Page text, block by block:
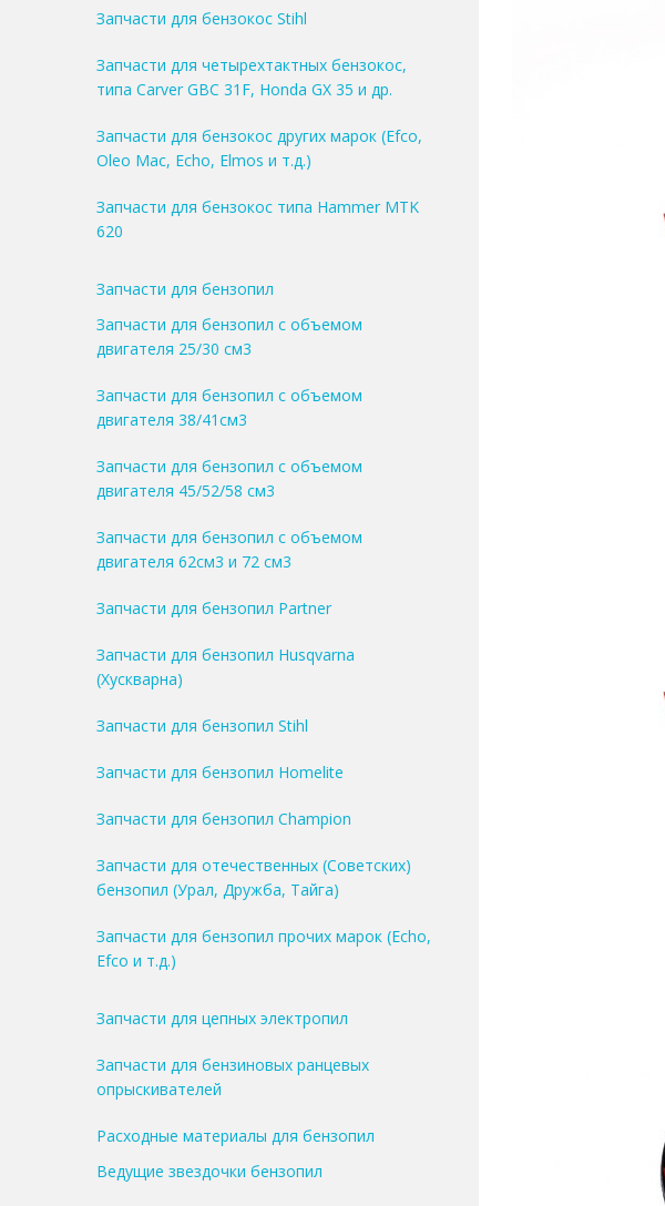
Запчасти для бензокос Stihl
Запчасти для четырехтактных бензокос,
типа Carver GBC 31F, Honda GX 35 и др.
Запчасти для бензокос других марок (Efco,
Oleo Mac, Echo, Elmos и т.д.)
Запчасти для бензокос типа Hammer MTK
620
Запчасти для бензопил
Запчасти для бензопил с объемом
двигателя 25/30 см3
Запчасти для бензопил с объемом
двигателя 38/41см3
Запчасти для бензопил с объемом
двигателя 45/52/58 см3
Запчасти для бензопил с объемом
двигателя 62см3 и 72 см3
Запчасти для бензопил Partner
Запчасти для бензопил Husqvarna
(Хускварна)
Запчасти для бензопил Stihl
Запчасти для бензопил Homelite
Запчасти для бензопил Champion
Запчасти для отечественных (Советских)
бензопил (Урал, Дружба, Тайга)
Запчасти для бензопил прочих марок (Echo,
Efco и т.д.)
Запчасти для цепных электропил
Запчасти для бензиновых ранцевых
опрыскивателей
Расходные материалы для бензопил
Ведущие звездочки бензопил